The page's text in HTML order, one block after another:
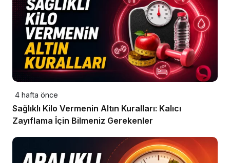
4 hafta önce
Sağlıklı Kilo Vermenin Altın Kuralları: Kalıcı
Zayıflama İçin Bilmeniz Gerekenler